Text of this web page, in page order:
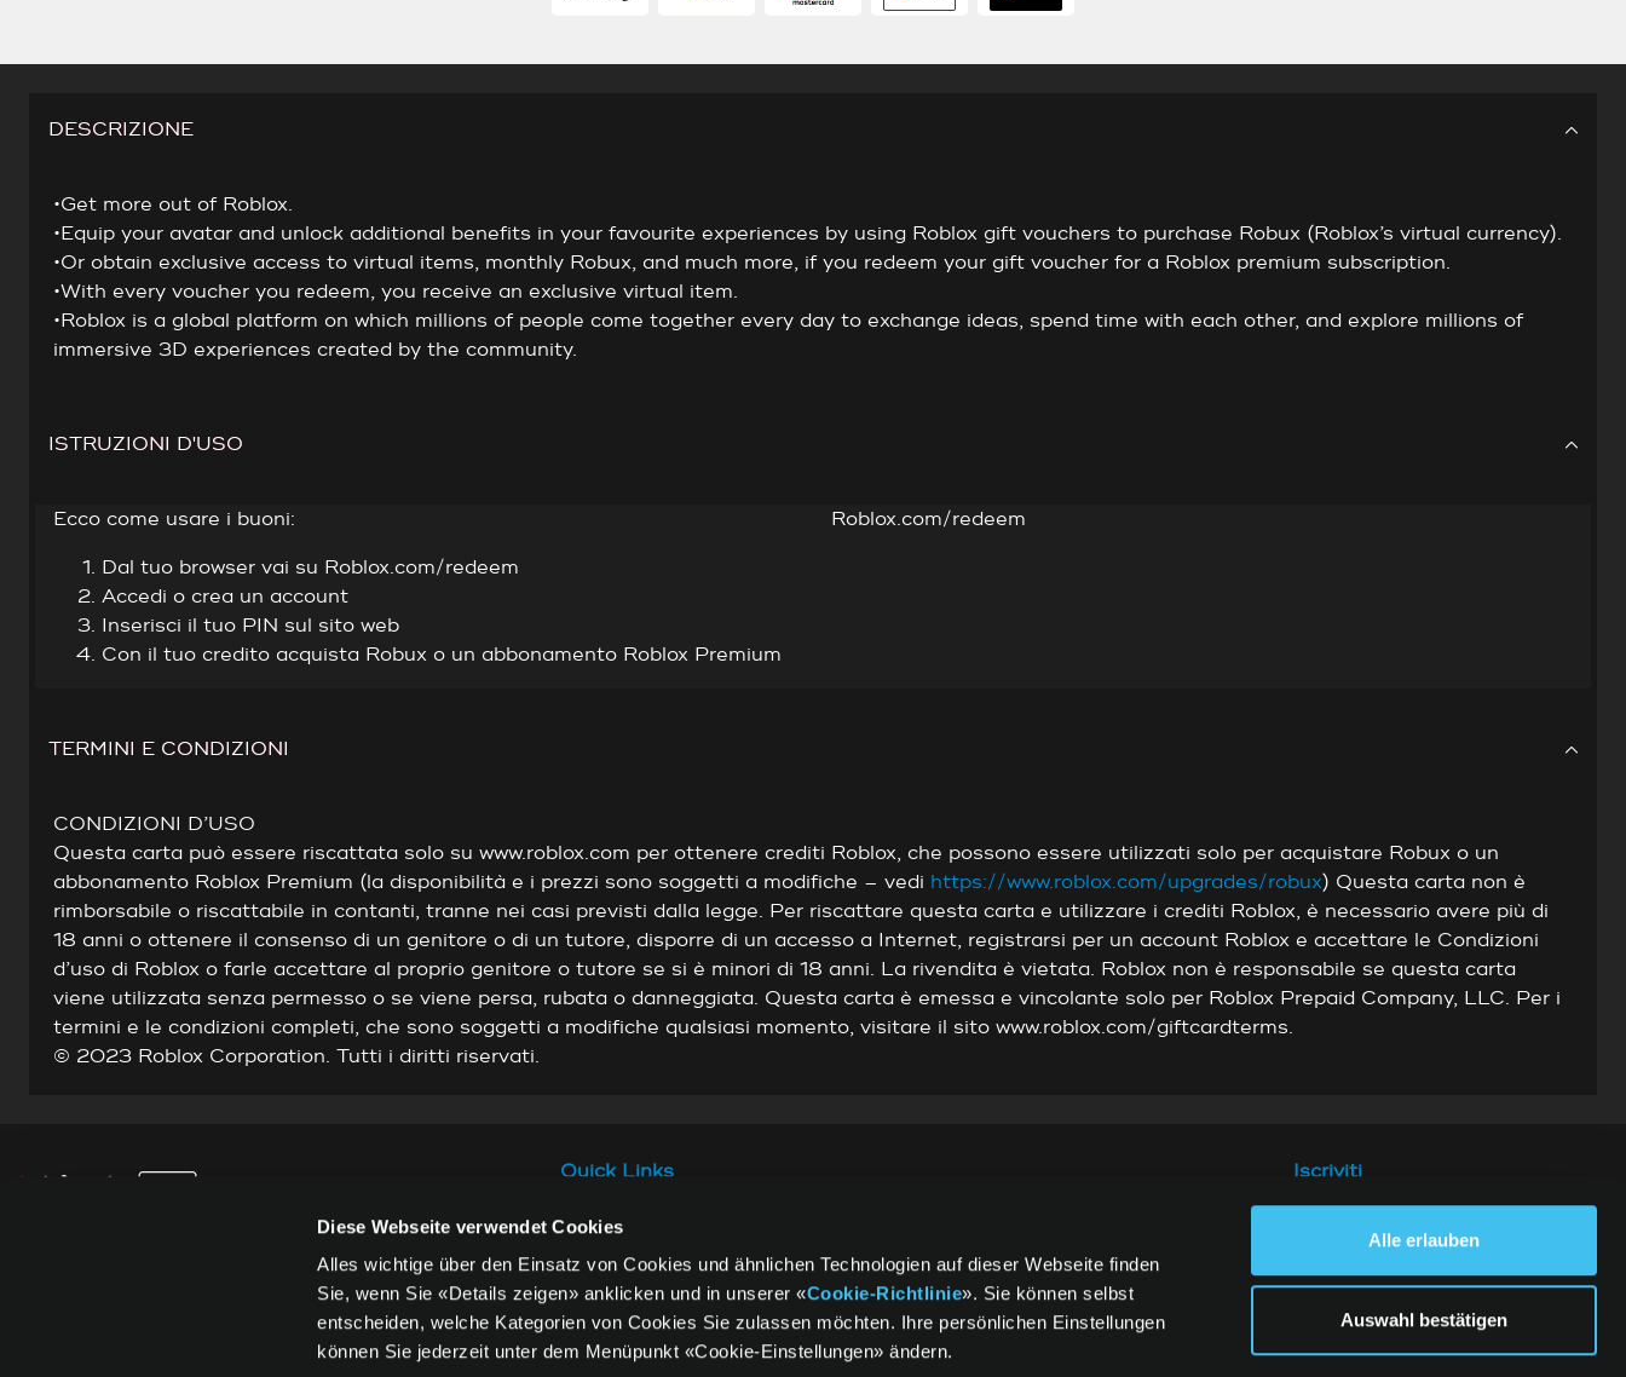
Diese Webseite verwendet Cookies
Alles wichtige über den Einsatz von Cookies und ähnlichen Technologien auf dieser Webseite finden
Sie, wenn Sie «Details zeigen» anklicken und in unserer «Cookie-Richtlinie». Sie können selbst
entscheiden, welche Kategorien von Cookies Sie zulassen möchten. Ihre persönlichen Einstellungen
können Sie jederzeit unter dem Menüpunkt «Cookie-Einstellungen» ändern.
Alle erlauben
Auswahl bestätigen
DESCRIZIONE
•Get more out of Roblox.
•Equip your avatar and unlock additional benefits in your favourite experiences by using Roblox gift vouchers to purchase Robux (Roblox’s virtual currency).
•Or obtain exclusive access to virtual items, monthly Robux, and much more, if you redeem your gift voucher for a Roblox premium subscription.
•With every voucher you redeem, you receive an exclusive virtual item.
•Roblox is a global platform on which millions of people come together every day to exchange ideas, spend time with each other, and explore millions of
immersive 3D experiences created by the community.
ISTRUZIONI D'USO
Ecco come usare i buoni:
Dal tuo browser vai su Roblox.com/redeem
Accedi o crea un account
Inserisci il tuo PIN sul sito web
Con il tuo credito acquista Robux o un abbonamento Roblox Premium
Roblox.com/redeem
TERMINI E CONDIZIONI
CONDIZIONI D’USO
Questa carta può essere riscattata solo su www.roblox.com per ottenere crediti Roblox, che possono essere utilizzati solo per acquistare Robux o un
abbonamento Roblox Premium (la disponibilità e i prezzi sono soggetti a modifiche – vedi https://www.roblox.com/upgrades/robux) Questa carta non è
rimborsabile o riscattabile in contanti, tranne nei casi previsti dalla legge. Per riscattare questa carta e utilizzare i crediti Roblox, è necessario avere più di
18 anni o ottenere il consenso di un genitore o di un tutore, disporre di un accesso a Internet, registrarsi per un account Roblox e accettare le Condizioni
d’uso di Roblox o farle accettare al proprio genitore o tutore se si è minori di 18 anni. La rivendita è vietata. Roblox non è responsabile se questa carta
viene utilizzata senza permesso o se viene persa, rubata o danneggiata. Questa carta è emessa e vincolante solo per Roblox Prepaid Company, LLC. Per i
termini e le condizioni completi, che sono soggetti a modifiche qualsiasi momento, visitare il sito www.roblox.com/giftcardterms.
© 2023 Roblox Corporation. Tutti i diritti riservati.
Quick Links
Informazioni legali
Termini e condizioni
generali
FAQ
Iscriviti